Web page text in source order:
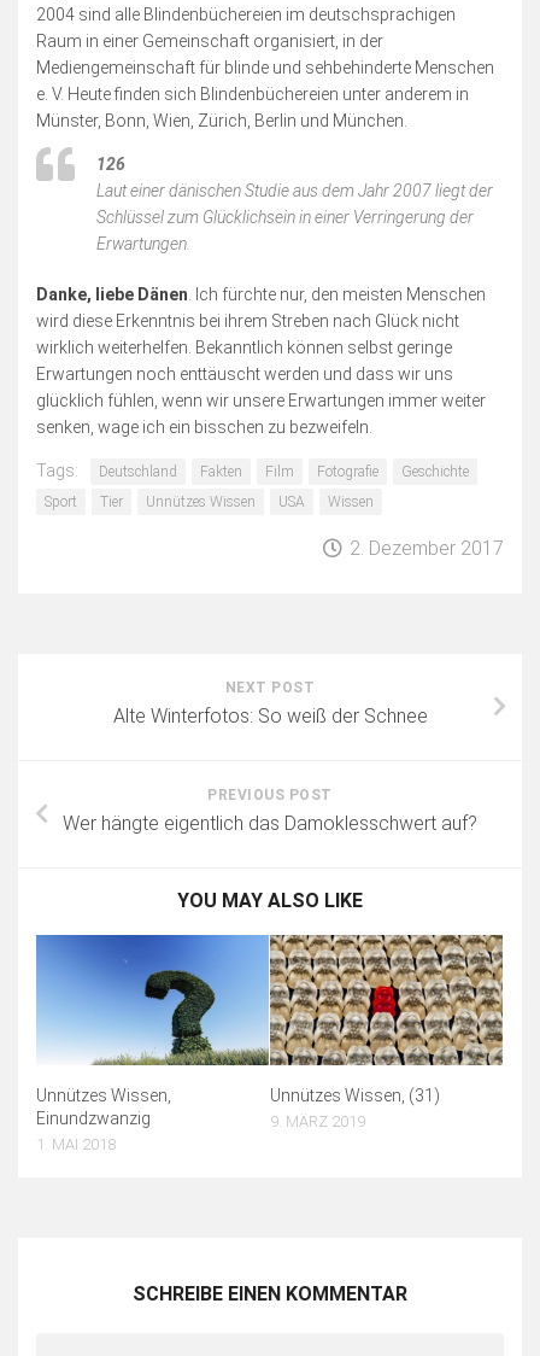
2004 sind alle Blindenbüchereien im deutschsprachigen
Raum in einer Gemeinschaft organisiert, in der
Mediengemeinschaft für blinde und sehbehinderte Menschen
e. V. Heute finden sich Blindenbüchereien unter anderem in
Münster, Bonn, Wien, Zürich, Berlin und München.
126
Laut einer dänischen Studie aus dem Jahr 2007 liegt der
Schlüssel zum Glücklichsein in einer Verringerung der
Erwartungen.
Danke, liebe Dänen . Ich fürchte nur, den meisten Menschen
wird diese Erkenntnis bei ihrem Streben nach Glück nicht
wirklich weiterhelfen. Bekanntlich können selbst geringe
Erwartungen noch enttäuscht werden und dass wir uns
glücklich fühlen, wenn wir unsere Erwartungen immer weiter
senken, wage ich ein bisschen zu bezweifeln.
Tags: Deutschland Fakten Film Fotografie
Geschichte
Sport
Tier Unnützes Wissen USA Wissen
2. Dezember 2017
NEXT POST
Alte Winterfotos: So weiß der Schnee
PREVIOUS POST
Wer hängte eigentlich das Damoklesschwert auf?
YOU MAY ALSO LIKE
Unnützes Wissen,
Einundzwanzig
1. MAI 2018
Unnützes Wissen, (31)
9. MÄRZ 2019
SCHREIBE EINEN KOMMENTAR